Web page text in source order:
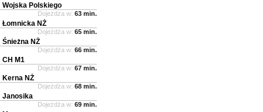
Wojska Polskiego
Dojeżdża w: 63 min.
Łomnicka NŻ
Dojeżdża w: 65 min.
Śnieżna NŻ
Dojeżdża w: 66 min.
CH M1
Dojeżdża w: 67 min.
Kerna NŻ
Dojeżdża w: 68 min.
Janosika
Dojeżdża w: 69 min.